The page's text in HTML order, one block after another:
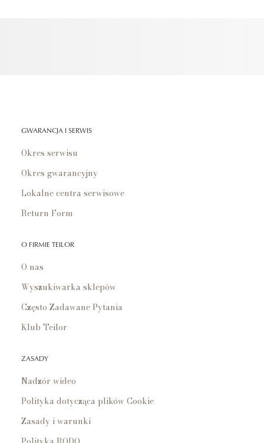
GWARANCJA I SERWIS
Okres serwisu
Okres gwarancyjny
Lokalne centra serwisowe
Return Form
O FIRMIE TEILOR
O nas
Wyszukiwarka sklepów
Często Zadawane Pytania
Klub Teilor
ZASADY
Nadzór wideo
Polityka dotycząca plików Cookie
Zasady i warunki